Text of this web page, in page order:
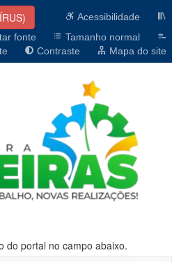
Acessibilidade
fonte
Tamanho normal
Contraste Mapa do site
do portal no campo abaixo.